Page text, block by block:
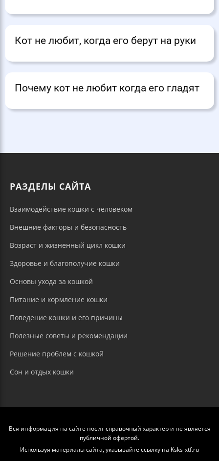
Кот не любит, когда его берут на руки
Почему кот не любит когда его гладят
РАЗДЕЛЫ САЙТА
Взаимодействие кошки с человеком
Внешние факторы и безопасность
Возраст и жизненный цикл кошки
Здоровье и благополучие кошки
Основы ухода за кошкой
Питание и кормление кошки
Поведение кошки и его причины
Полезные советы и рекомендации
Решение проблем с кошкой
Сон и отдых кошки
Вся информация на сайте носит справочный характер и не является
публичной офертой.
Используя материалы сайта, указывайте ссылку на Ksks-xtf.ru